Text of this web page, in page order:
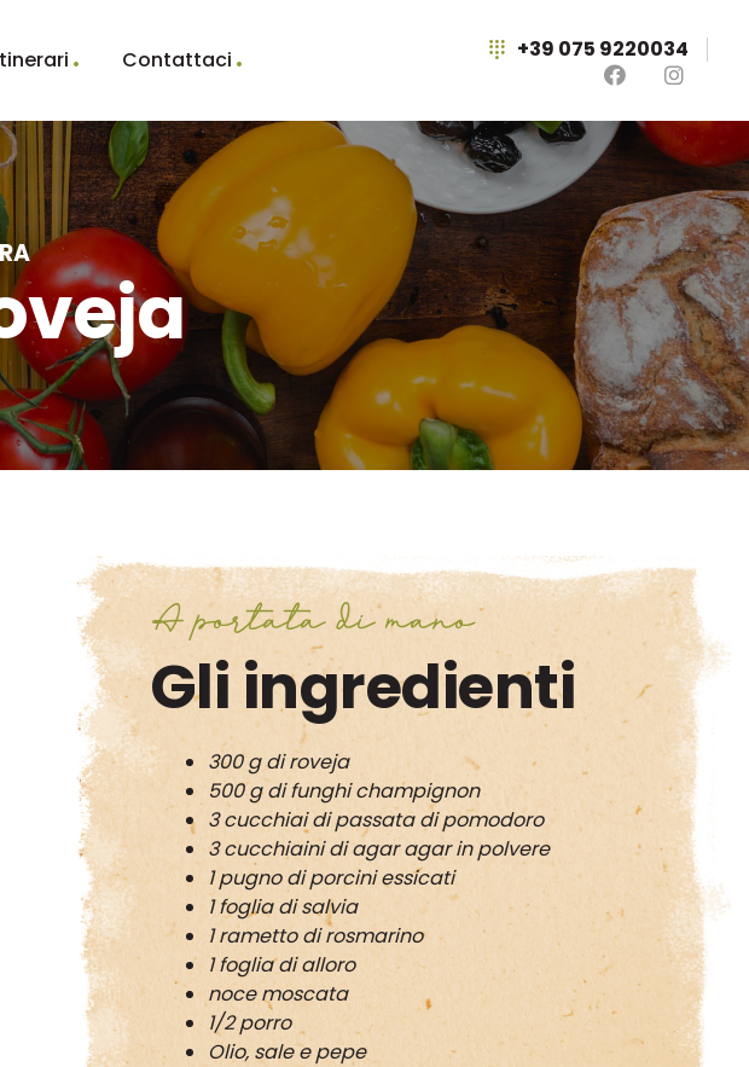
Contattaci +39 075 9220034
A portata di mano
Gli ingredienti
300 g di roveja
500 g di funghi champignon
3 cucchiai di passata di pomodoro
3 cucchiaini di agar agar in polvere
1 pugno di porcini essicati
1 foglia di salvia
1 rametto di rosmarino
1 foglia di alloro
noce moscata
1/2 porro
Olio, sale e pepe